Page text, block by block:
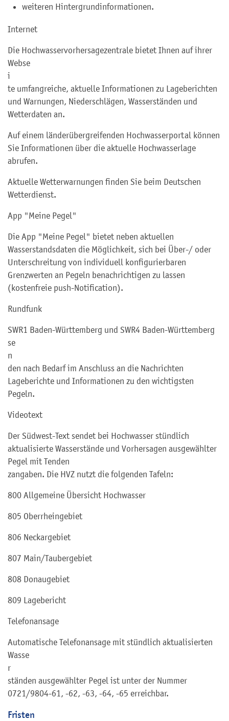
weiteren Hintergrundinformationen.
Internet
Die Hochwasservorhersagezentrale bietet Ihnen auf ihrer
Webse
i
te umfangreiche, aktuelle Informationen zu Lageberichten
und Warnungen, Niederschlägen, Wasserständen und
Wetterdaten an.
Auf einem länderübergreifenden Hochwasserportal können
Sie Informationen über die aktuelle Hochwasserlage
abrufen.
Aktuelle Wetterwarnungen finden Sie beim Deutschen
Wetterdienst.
App "Meine Pegel"
Die App "Meine Pegel" bietet neben aktuellen
Wasserstandsdaten die Möglichkeit, sich bei Über-/ oder
Unterschreitung von individuell konfigurierbaren
Grenzwerten an Pegeln benachrichtigen zu lassen
(kostenfreie push-Notification).
Rundfunk
SWR1 Baden-Württemberg und SWR4 Baden-Württemberg
se
n
den nach Bedarf im Anschluss an die Nachrichten
Lageberichte und Informationen zu den wichtigsten
Pegeln.
Videotext
Der Südwest-Text sendet bei Hochwasser stündlich
aktualisierte Wasserstände und Vorhersagen ausgewählter
Pegel mit Tenden
zangaben. Die HVZ nutzt die folgenden Tafeln:
800 Allgemeine Übersicht Hochwasser
805 Oberrheingebiet
806 Neckargebiet
807 Main/Taubergebiet
808 Donaugebiet
809 Lagebericht
Telefonansage
Automatische Telefonansage mit stündlich aktualisierten
Wasse
r
ständen ausgewählter Pegel ist unter der Nummer
0721/9804-61, -62, -63, -64, -65 erreichbar.
Fristen